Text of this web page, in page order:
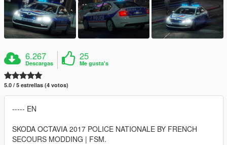
6.267
Descargas
25
Me gusta's
5.0 / 5 estrellas (4 votos)
----- EN
SKODA OCTAVIA 2017 POLICE NATIONALE BY FRENCH
SECOURS MODDING | FSM.